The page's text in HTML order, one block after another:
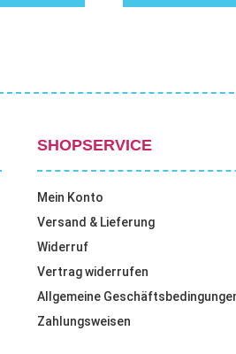
SHOPSERVICE
Mein Konto
Versand & Lieferung
Widerruf
Vertrag widerrufen
Allgemeine
Zahlungsweisen